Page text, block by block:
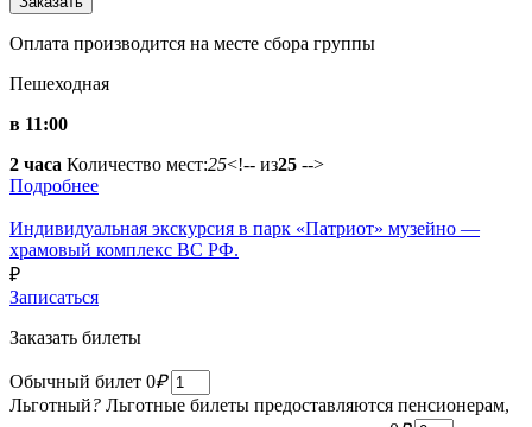
Оплата производится на месте сбора группы
Пешеходная
в 11:00
2 часа Количество мест:25<!-- из25 -->
Подробнее
Индивидуальная экскурсия в парк «Патриот» музейно —
храмовый комплекс ВС РФ.
₽
Записаться
Заказать билеты
Обычный билет 0₽
Льготный? Льготные билеты предоставляются пенсионерам,